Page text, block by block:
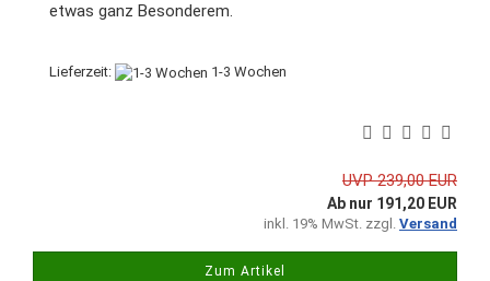
etwas ganz Besonderem.
Lieferzeit: 1-3 Wochen
UVP 239,00 EUR
Ab nur 191,20 EUR
inkl. 19% MwSt. zzgl. Versand
Zum Artikel